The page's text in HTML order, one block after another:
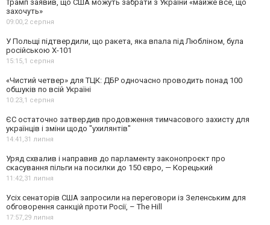
Трамп заявив, що США можуть забрати з України «майже все, що
захочуть»
09:00,2 серпня
У Польщі підтвердили, що ракета, яка впала під Любліном, була
російською Х-101
15:15,1 серпня
«Чистий четвер» для ТЦК: ДБР одночасно проводить понад 100
обшуків по всій Україні
10:23,1 серпня
ЄС остаточно затвердив продовження тимчасового захисту для
українців і зміни щодо "ухилянтів"
14:41,31 липня
Уряд схвалив і направив до парламенту законопроєкт про
скасування пільги на посилки до 150 євро, — Корецький
11:42,31 липня
Усіх сенаторів США запросили на переговори із Зеленським для
обговорення санкцій проти Росії, – The Hill
17:57,29 липня